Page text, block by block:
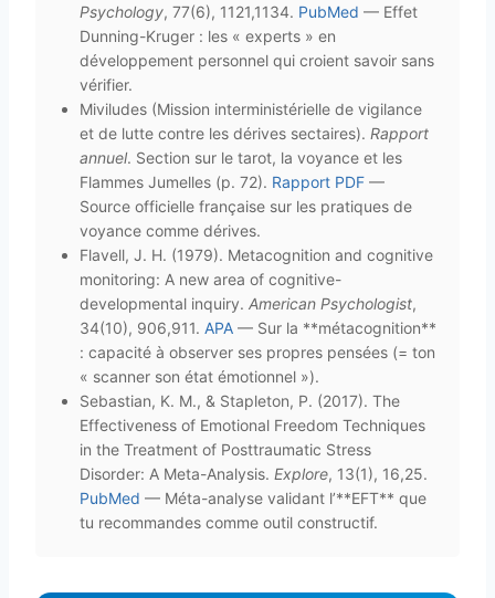
Psychology, 77(6), 1121,1134. PubMed — Effet
Dunning-Kruger : les « experts » en
développement personnel qui croient savoir sans
vérifier.
Miviludes (Mission interministérielle de vigilance
et de lutte contre les dérives sectaires). Rapport
annuel. Section sur le tarot, la voyance et les
Flammes Jumelles (p. 72). Rapport PDF —
Source officielle française sur les pratiques de
voyance comme dérives.
Flavell, J. H. (1979). Metacognition and cognitive
monitoring: A new area of cognitive-
developmental inquiry. American Psychologist,
34(10), 906,911. APA — Sur la **métacognition**
: capacité à observer ses propres pensées (= ton
« scanner son état émotionnel »).
Sebastian, K. M., & Stapleton, P. (2017). The
Effectiveness of Emotional Freedom Techniques
in the Treatment of Posttraumatic Stress
Disorder: A Meta-Analysis. Explore, 13(1), 16,25.
PubMed — Méta-analyse validant l’**EFT** que
tu recommandes comme outil constructif.